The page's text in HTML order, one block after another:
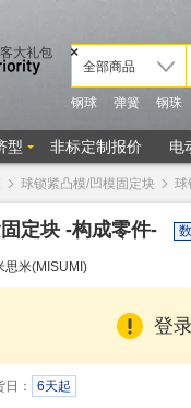
球锁紧凸模/凹模固定块 球
定块 -构成零件-
思米(MISUMI)
登
： 6天起